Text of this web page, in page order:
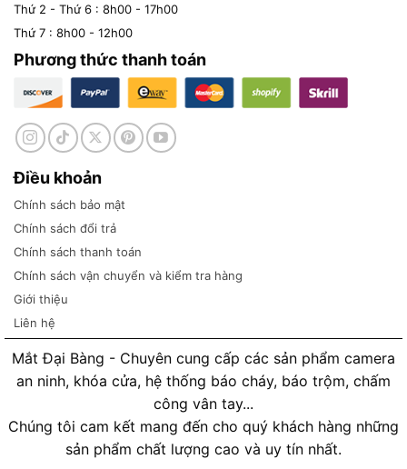
Thứ 2 - Thứ 6 : 8h00 - 17h00
Thứ 7 : 8h00 - 12h00
Phương thức thanh toán
Điều khoản
Chính sách bảo mật
Chính sách đổi trả
Chính sách thanh toán
Chính sách vận chuyển và kiểm tra hàng
Giới thiệu
Liên hệ
Mắt Đại Bàng - Chuyên cung cấp các sản phẩm camera
an ninh, khóa cửa, hệ thống báo cháy, báo trộm, chấm
công vân tay...
Chúng tôi cam kết mang đến cho quý khách hàng những
sản phẩm chất lượng cao và uy tín nhất.